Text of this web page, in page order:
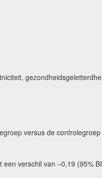
versus de
verschil van −0,19 (95%